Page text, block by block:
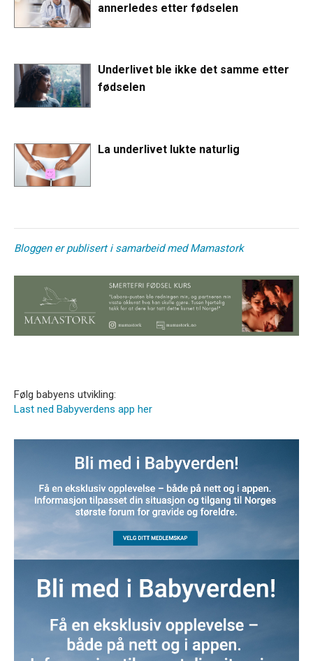
annerledes etter fødselen
Underlivet ble ikke det samme etter
fødselen
La underlivet lukte naturlig
Bloggen er publisert i samarbeid med Mamastork
Følg babyens utvikling:
Last ned Babyverdens app her